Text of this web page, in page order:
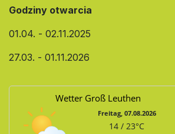
Godziny otwarcia
01.04. - 02.11.2025
27.03. - 01.11.2026
Wetter Groß Leuthen
Freitag, 07.08.2026
14 / 23°C